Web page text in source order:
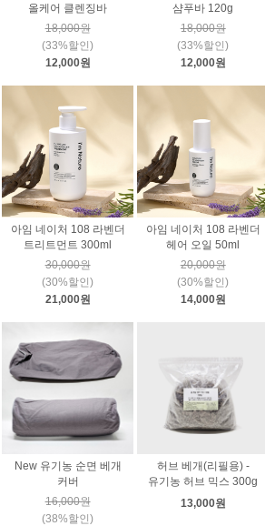
올케어 클렌징바
18,000원
(33%할인)
12,000원
샴푸바 120g
18,000원
(33%할인)
12,000원
아임 네이처 108 라벤더
트리트먼트 300ml
30,000원
(30%할인)
21,000원
아임 네이처 108 라벤더
헤어 오일 50ml
20,000원
(30%할인)
14,000원
New 유기농 순면 베개
커버
16,000원
(38%할인)
허브 베개(리필용) -
유기농 허브 믹스 300g
13,000원